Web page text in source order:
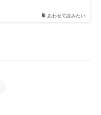
あわせて読みたい